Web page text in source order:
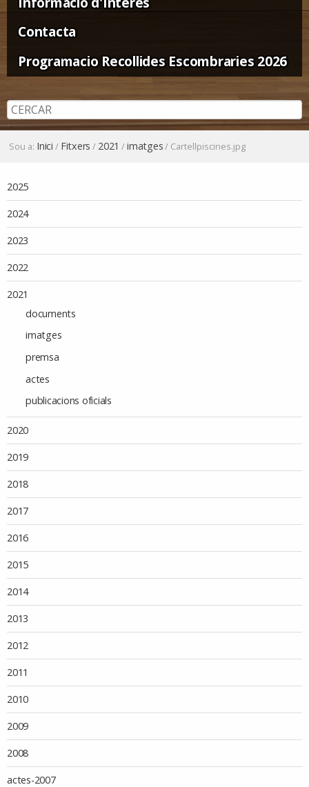
Contacta
Programacio Recollides Escombraries 2026
Sou a: Inici / Fitxers / 2021 /imatges/ Cartellpiscines.jpg
2025
2024
2023
2022
2021
documents
imatges
premsa
actes
publicacions oficials
2020
2019
2018
2017
2016
2015
2014
2013
2012
2011
2010
2009
2008
actes-2007